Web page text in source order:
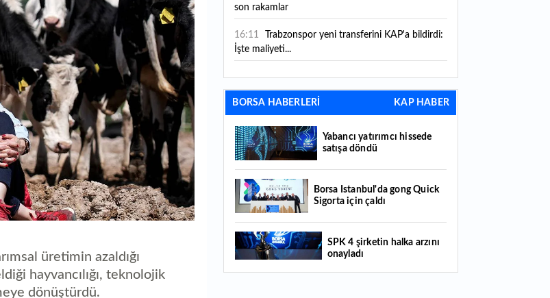
üretimin azaldığı
hayvancılığı, teknolojik
dönüştürdü.
son rakamlar
16:11
İşte maliyeti...
16:09 TMO 2026-2027 fındık alım fiyatlarını
açıkladı!
geriledi
15:07 Yabancı yatırımcı hissede satışa döndü
14:39
liraya geriledi
14:29 Türkiye'de her 4 kişiden 3'ü internet
bankacılığı kullanıyor
14:26 Türkiye'nin 2026 dijital karnesi: En çok
BORSA HABERLERİ KAP HABER
Yabancı yatırımcı hissede
satışa döndü
Borsa İstanbul'da gong Quick
Sigorta için çaldı
SPK 4 şirketin halka arzını
onayladı